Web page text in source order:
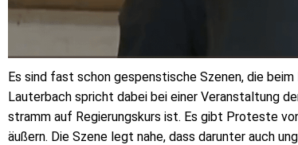
Es sind fast schon gespenstische Szenen, die
Lauterbach spricht dabei bei einer Veranstaltung
stramm auf Regierungskurs ist. Es gibt Proteste
äußern. Die Szene legt nahe, dass darunter auch